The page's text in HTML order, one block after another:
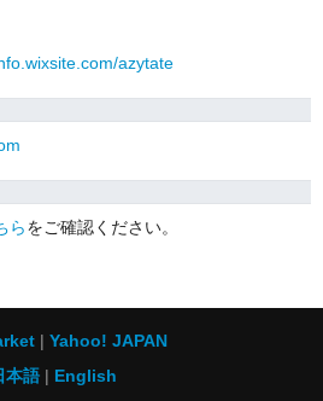
azytate
らをご確認ください。
Yahoo! JAPAN
本語
English